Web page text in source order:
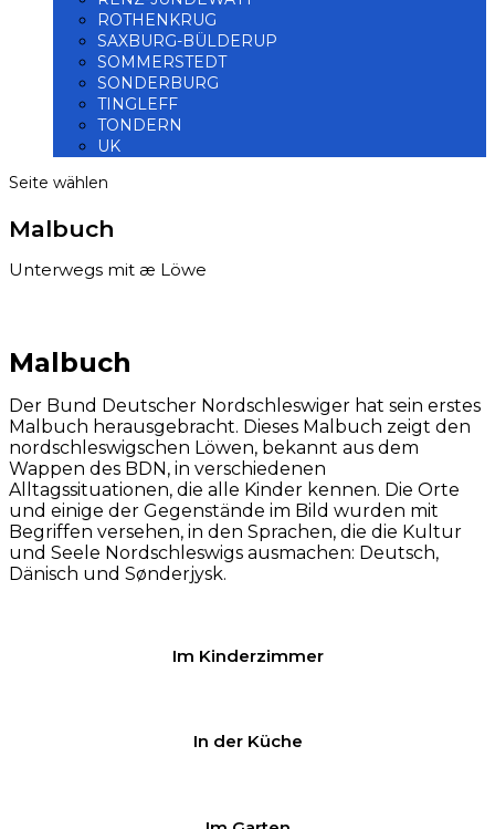
ROTHENKRUG
SAXBURG-BÜLDERUP
SOMMERSTEDT
SONDERBURG
TINGLEFF
TONDERN
UK
Seite wählen
Malbuch
Unterwegs mit æ Löwe
Malbuch
Der Bund Deutscher Nordschleswiger hat sein erstes
Malbuch herausgebracht. Dieses Malbuch zeigt den
nordschleswigschen Löwen, bekannt aus dem
Wappen des BDN, in verschiedenen
Alltagssituationen, die alle Kinder kennen. Die Orte
und einige der Gegenstände im Bild wurden mit
Begriffen versehen, in den Sprachen, die die Kultur
und Seele Nordschleswigs ausmachen: Deutsch,
Dänisch und Sønderjysk.
Im Kinderzimmer
In der Küche